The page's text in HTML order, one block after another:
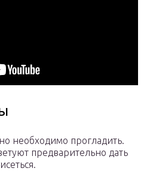
необходимо прогладить.
предварительно дать